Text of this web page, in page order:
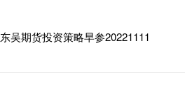
吴期货投资策略早参20221111